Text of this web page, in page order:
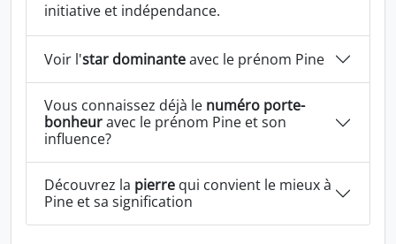
initiative et indépendance.
Voir l'star dominanteavec le prénom Pine
Vous connaissez déjà le numéro porte-
bonheuravec le prénom Pine et son
influence?
Découvrez la pierre qui convient le mieux à
Pine et sa signification